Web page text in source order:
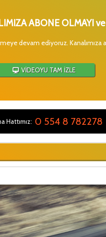
ABONE OLMAYI
devam ediyoruz.
VİDEOYU TAM İZLE
Hattımız: 0 554 8 782278